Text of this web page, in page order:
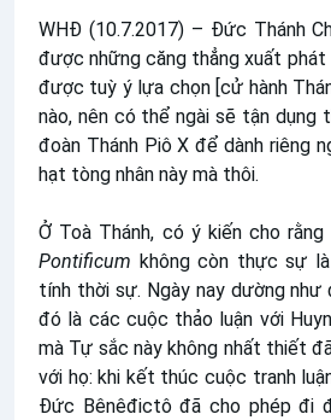
WHĐ (10.7.2017) – Đức Thánh
được những căng thẳng xuất
được tuỳ ý lựa chọn [cử hành
nào, nên có thể ngài sẽ tận dụng
đoàn Thánh Piô X để dành riêng
hạt tòng nhân này mà thôi.
Ở Toà Thánh, có ý kiến cho
Pontificum không còn thực sự
tính thời sự. Ngày nay dường như
đó là các cuộc thảo luận với
mà Tự sắc này không nhất thiết
với họ: khi kết thúc cuộc tranh
Đức Bênêđictô đã cho phép đi